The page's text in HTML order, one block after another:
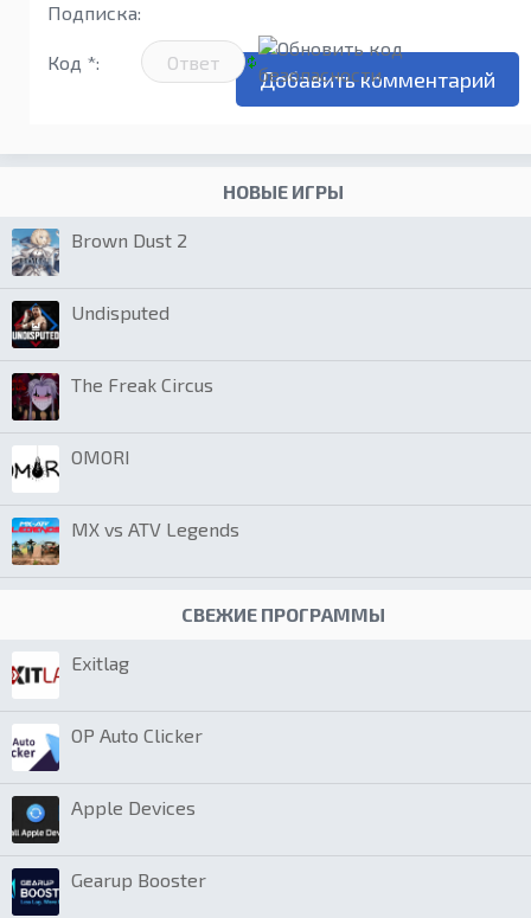
Подписка:
Код *:
НОВЫЕ ИГРЫ
Brown Dust 2
Undisputed
The Freak Circus
OMORI
MX vs ATV Legends
СВЕЖИЕ ПРОГРАММЫ
Exitlag
OP Auto Clicker
Apple Devices
Gearup Booster